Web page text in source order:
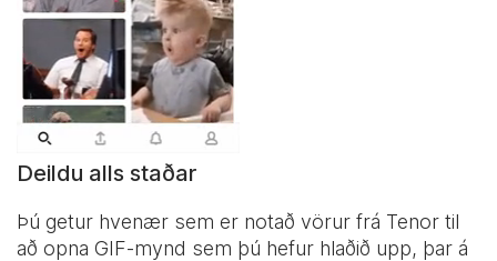
Deildu alls staðar
Þú getur hvenær sem er notað vörur frá Tenor til
að opna GIF-mynd sem þú hefur hlaðið upp, þar á